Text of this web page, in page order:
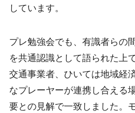
しています。
プレ勉強会でも、有識者らの
を共通認識として語られた上
交通事業者、ひいては地域経
なプレーヤーが連携し合える
要との見解で一致しました。